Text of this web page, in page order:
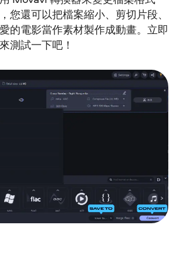
您還可以把檔案縮小、剪切片段、
的電影當作素材製作成動畫。立即
測試一下吧！